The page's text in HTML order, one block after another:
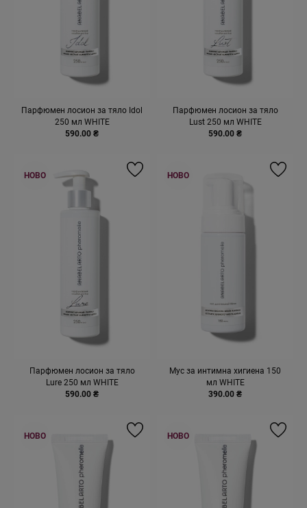
Парфюмен лосион за тяло Idol
250 мл WHITE
590.00 ₴
Парфюмен лосион за тяло
Lust 250 мл WHITE
590.00 ₴
Парфюмен лосион за тяло
Lure 250 мл WHITE
590.00 ₴
НОВО
Мус за интимна хигиена 150
мл WHITE
390.00 ₴
НОВО
НОВО НОВО